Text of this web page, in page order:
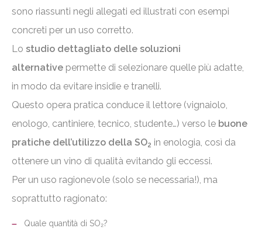
sono riassunti negli allegati ed illustrati con esempi
concreti per un uso corretto.
Lo studio dettagliato delle soluzioni
alternative permette di selezionare quelle più adatte,
in modo da evitare insidie e tranelli.
Questo opera pratica conduce il lettore (vignaiolo,
enologo, cantiniere, tecnico, studente…) verso le buone
pratiche dell’utilizzo della SO2 in enologia, così da
ottenere un vino di qualità evitando gli eccessi.
Per un uso ragionevole (solo se necessaria!), ma
soprattutto ragionato:
Quale quantità di SO₂?